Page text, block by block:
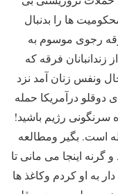
ها را بدنبال
رجوی موسوم به
شهریور یکی از زندانبانان فرقه که
ونفس زنان آمد نزد
درآمریکا حمله
سرنگونی رژیم باشید!
است. بگیر ومطالعه
اینجا می مانی تا
به او کردم وکاغذ ها